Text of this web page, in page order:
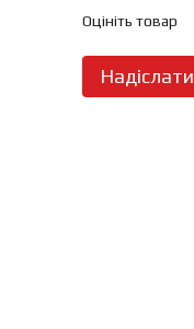
Оцініть товар
Надіслати